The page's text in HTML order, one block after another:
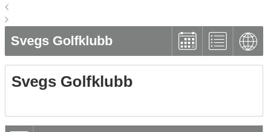
Svegs Golfklubb
Svegs Golfklubb